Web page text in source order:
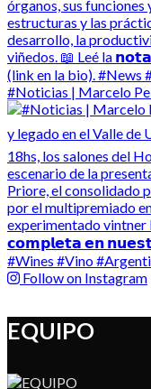
#Noticias | Marcelo
Follow on Instagram
EQUIPO